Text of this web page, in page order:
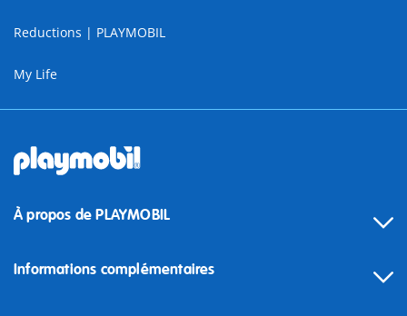
Reductions | PLAYMOBIL
My Life
À propos de PLAYMOBIL
Informations complémentaires